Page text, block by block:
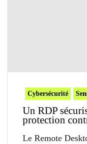
Cybersécurité
Un RDP
protection
Le Remote